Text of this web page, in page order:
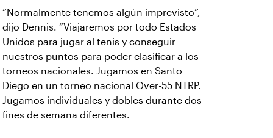
“Normalmente tenemos algún imprevisto”,
dijo Dennis. “Viajaremos por todo Estados
Unidos para jugar al tenis y conseguir
nuestros puntos para poder clasificar a los
torneos nacionales. Jugamos en Santo
Diego en un torneo nacional Over-55 NTRP.
Jugamos individuales y dobles durante dos
fines de semana diferentes.